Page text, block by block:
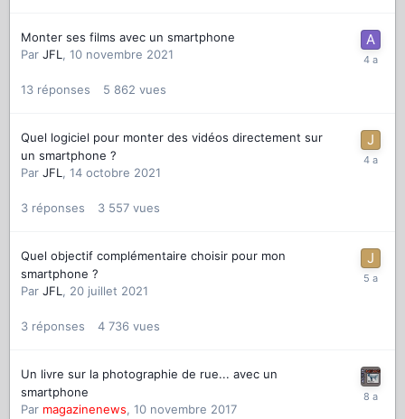
Monter ses films avec un smartphone
Par JFL, 10 novembre 2021
13 réponses 5 862 vues
Quel logiciel pour monter des vidéos directement sur
un smartphone ?
Par JFL, 14 octobre 2021
3 réponses 3 557 vues
Quel objectif complémentaire choisir pour mon
smartphone ?
Par JFL, 20 juillet 2021
3 réponses 4 736 vues
Un livre sur la photographie de rue... avec un
smartphone
Par magazinenews, 10 novembre 2017